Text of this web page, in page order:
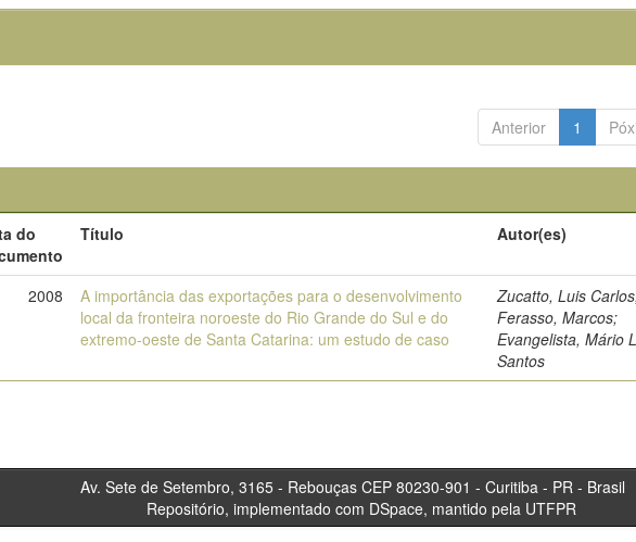
Anterior 1
do
Título Autor(es)
2008
A importância das exportações para o desenvolvimento
local da fronteira noroeste do Rio Grande do Sul e do
extremo-oeste de Santa Catarina: um estudo de caso
Zucatto, Luis
Ferasso, Marcos;
Evangelista, Mário
Santos
Sete de Setembro, 3165 - Rebouças CEP 80230-901 - Curitiba -
Repositório, implementado com DSpace, mantido pela UTFPR